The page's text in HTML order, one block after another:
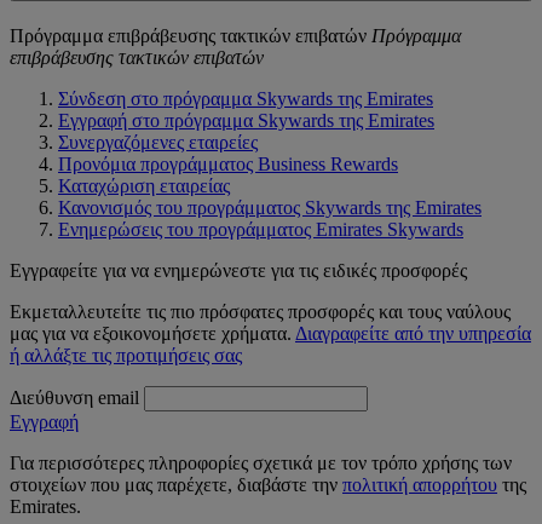
Πρόγραμμα επιβράβευσης τακτικών επιβατών Πρόγραμμα
επιβράβευσης τακτικών επιβατών
Σύνδεση στο πρόγραμμα Skywards της Emirates
Εγγραφή στο πρόγραμμα Skywards της Emirates
Συνεργαζόμενες εταιρείες
Προνόμια προγράμματος Business Rewards
Καταχώριση εταιρείας
Κανονισμός του προγράμματος Skywards της Emirates
Ενημερώσεις του προγράμματος Emirates Skywards
Εγγραφείτε για να ενημερώνεστε για τις ειδικές προσφορές
Εκμεταλλευτείτε τις πιο πρόσφατες προσφορές και τους ναύλους
μας για να εξοικονομήσετε χρήματα. Διαγραφείτε από την υπηρεσία
ή αλλάξτε τις προτιμήσεις σας
Διεύθυνση email
Εγγραφή
Για περισσότερες πληροφορίες σχετικά με τον τρόπο χρήσης των
στοιχείων που μας παρέχετε, διαβάστε την πολιτική απορρήτου της
Emirates.